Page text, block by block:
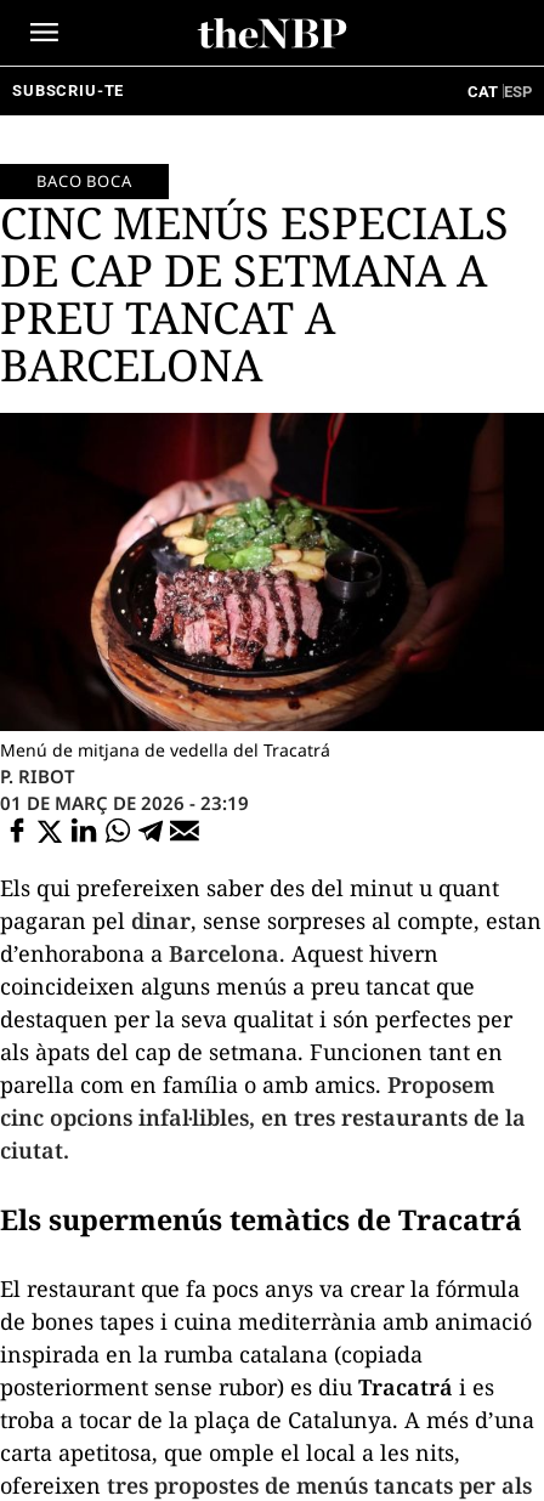
SUBSCRIU-TE CAT ESP
BACO BOCA
CINC MENÚS ESPECIALS
DE CAP DE SETMANA A
PREU TANCAT A
BARCELONA
Menú de mitjana de vedella del Tracatrá
P. RIBOT
01 DE MARÇ DE 2026 - 23:19
Els qui prefereixen saber des del minut u quant
pagaran pel dinar, sense sorpreses al compte, estan
d’enhorabona a Barcelona. Aquest hivern
coincideixen alguns menús a preu tancat que
destaquen per la seva qualitat i són perfectes per
als àpats del cap de setmana. Funcionen tant en
parella com en família o amb amics. Proposem
cinc opcions infal·libles, en tres restaurants de la
ciutat.
Els supermenús temàtics de Tracatrá
El restaurant que fa pocs anys va crear la fórmula
de bones tapes i cuina mediterrània amb animació
inspirada en la rumba catalana (copiada
posteriorment sense rubor) es diu Tracatrá i es
troba a tocar de la plaça de Catalunya. A més d’una
carta apetitosa, que omple el local a les nits,
ofereixen tres propostes de menús tancats per als